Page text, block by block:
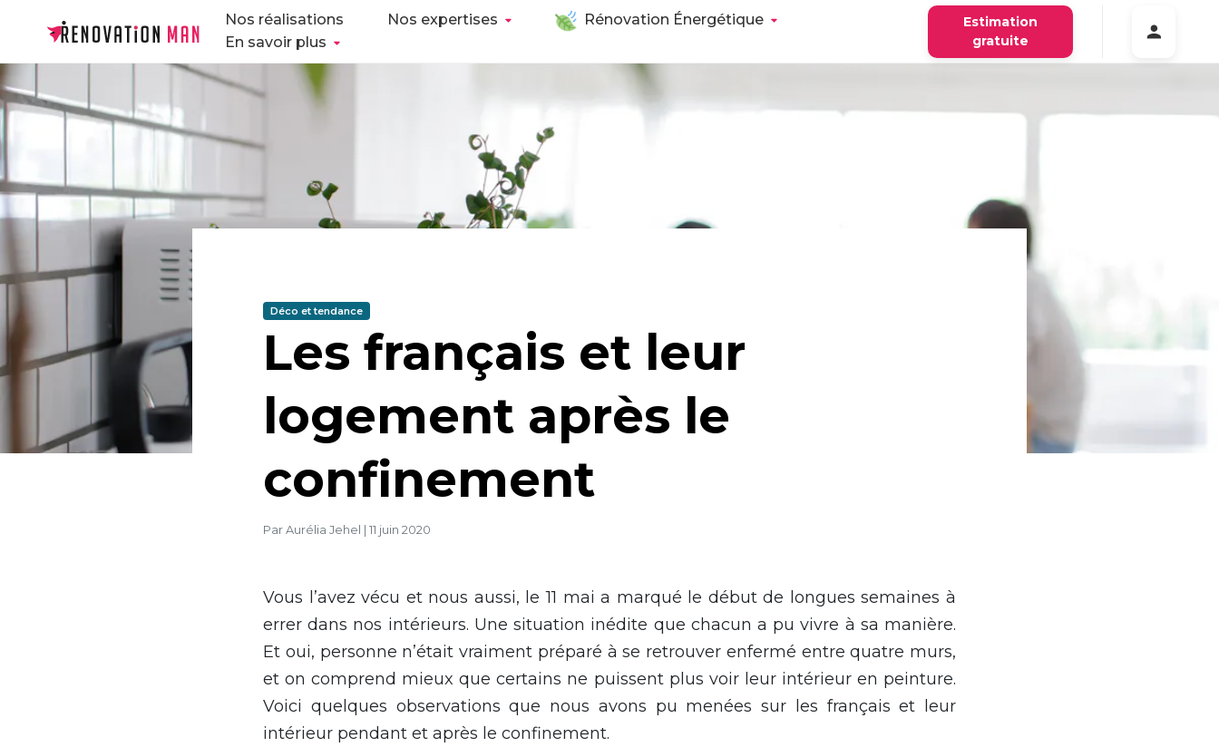
Nos réalisations Nos expertises
Rénovation Énergétique
En savoir plus
Estimation
gratuite
Déco et tendance
Les français et leur
logement après le
confinement
Par Aurélia Jehel 11 juin 2020
Vous l’avez vécu et nous aussi, le 11 mai a marqué le début de longues semaines à
errer dans nos intérieurs. Une situation inédite que chacun a pu vivre à sa manière.
Et oui, personne n’était vraiment préparé à se retrouver enfermé entre quatre murs,
et on comprend mieux que certains ne puissent plus voir leur intérieur en peinture.
Voici quelques observations que nous avons pu menées sur les français et leur
intérieur pendant et après le confinement.